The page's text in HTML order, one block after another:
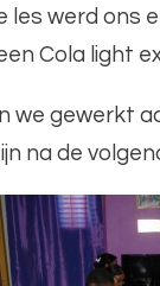
werd ons
Cola light
gewerkt
na de